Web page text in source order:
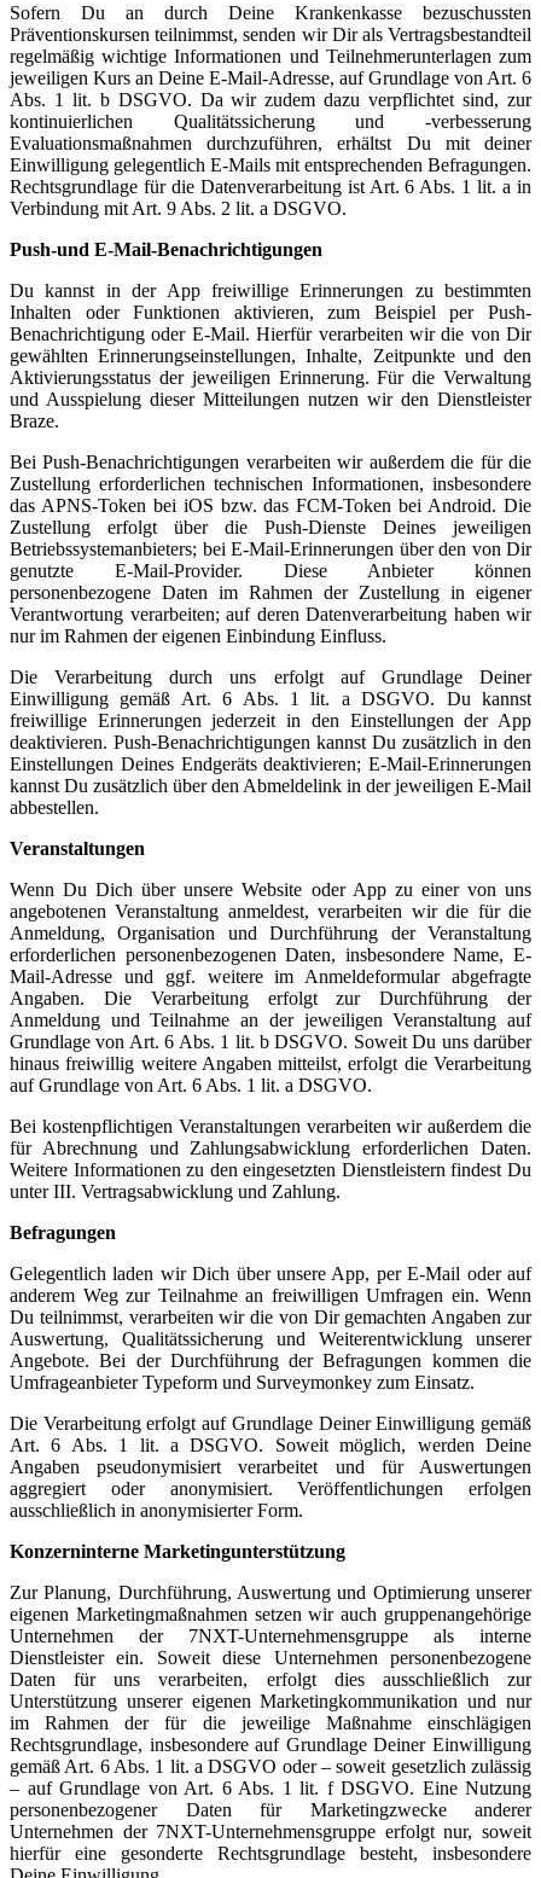
Sofern Du an durch Deine Krankenkasse bezuschussten
Präventionskursen teilnimmst, senden wir Dir als Vertragsbestandteil
regelmäßig wichtige Informationen und Teilnehmerunterlagen zum
jeweiligen Kurs an Deine E-Mail-Adresse, auf Grundlage von Art. 6
Abs. 1 lit. b DSGVO. Da wir zudem dazu verpflichtet sind, zur
kontinuierlichen Qualitätssicherung und -verbesserung
Evaluationsmaßnahmen durchzuführen, erhältst Du mit deiner
Einwilligung gelegentlich E-Mails mit entsprechenden Befragungen.
Rechtsgrundlage für die Datenverarbeitung ist Art. 6 Abs. 1 lit. a in
Verbindung mit Art. 9 Abs. 2 lit. a DSGVO.
Push-und E-Mail-Benachrichtigungen
Du kannst in der App freiwillige Erinnerungen zu bestimmten
Inhalten oder Funktionen aktivieren, zum Beispiel per Push-
Benachrichtigung oder E-Mail. Hierfür verarbeiten wir die von Dir
gewählten Erinnerungseinstellungen, Inhalte, Zeitpunkte und den
Aktivierungsstatus der jeweiligen Erinnerung. Für die Verwaltung
und Ausspielung dieser Mitteilungen nutzen wir den Dienstleister
Braze.
Bei Push-Benachrichtigungen verarbeiten wir außerdem die für die
Zustellung erforderlichen technischen Informationen, insbesondere
das APNS-Token bei iOS bzw. das FCM-Token bei Android. Die
Zustellung erfolgt über die Push-Dienste Deines jeweiligen
Betriebssystemanbieters; bei E-Mail-Erinnerungen über den von Dir
genutzte E-Mail-Provider. Diese Anbieter können
personenbezogene Daten im Rahmen der Zustellung in eigener
Verantwortung verarbeiten; auf deren Datenverarbeitung haben wir
nur im Rahmen der eigenen Einbindung Einfluss.
Die Verarbeitung durch uns erfolgt auf Grundlage Deiner
Einwilligung gemäß Art. 6 Abs. 1 lit. a DSGVO. Du kannst
freiwillige Erinnerungen jederzeit in den Einstellungen der App
deaktivieren. Push-Benachrichtigungen kannst Du zusätzlich in den
Einstellungen Deines Endgeräts deaktivieren; E-Mail-Erinnerungen
kannst Du zusätzlich über den Abmeldelink in der jeweiligen E-Mail
abbestellen.
Veranstaltungen
Wenn Du Dich über unsere Website oder App zu einer von uns
angebotenen Veranstaltung anmeldest, verarbeiten wir die für die
Anmeldung, Organisation und Durchführung der Veranstaltung
erforderlichen personenbezogenen Daten, insbesondere Name, E-
Mail-Adresse und ggf. weitere im Anmeldeformular abgefragte
Angaben. Die Verarbeitung erfolgt zur Durchführung der
Anmeldung und Teilnahme an der jeweiligen Veranstaltung auf
Grundlage von Art. 6 Abs. 1 lit. b DSGVO. Soweit Du uns darüber
hinaus freiwillig weitere Angaben mitteilst, erfolgt die Verarbeitung
auf Grundlage von Art. 6 Abs. 1 lit. a DSGVO.
Bei kostenpflichtigen Veranstaltungen verarbeiten wir außerdem die
für Abrechnung und Zahlungsabwicklung erforderlichen Daten.
Weitere Informationen zu den eingesetzten Dienstleistern findest Du
unter III. Vertragsabwicklung und Zahlung.
Befragungen
Gelegentlich laden wir Dich über unsere App, per E-Mail oder auf
anderem Weg zur Teilnahme an freiwilligen Umfragen ein. Wenn
Du teilnimmst, verarbeiten wir die von Dir gemachten Angaben zur
Auswertung, Qualitätssicherung und Weiterentwicklung unserer
Angebote. Bei der Durchführung der Befragungen kommen die
Umfrageanbieter Typeform und Surveymonkey zum Einsatz.
Die Verarbeitung erfolgt auf Grundlage Deiner Einwilligung gemäß
Art. 6 Abs. 1 lit. a DSGVO. Soweit möglich, werden Deine
Angaben pseudonymisiert verarbeitet und für Auswertungen
aggregiert oder anonymisiert. Veröffentlichungen erfolgen
ausschließlich in anonymisierter Form.
Konzerninterne Marketingunterstützung
Zur Planung, Durchführung, Auswertung und Optimierung unserer
eigenen Marketingmaßnahmen setzen wir auch gruppenangehörige
Unternehmen der 7NXT-Unternehmensgruppe als interne
Dienstleister ein. Soweit diese Unternehmen personenbezogene
Daten für uns verarbeiten, erfolgt dies ausschließlich zur
Unterstützung unserer eigenen Marketingkommunikation und nur
im Rahmen der für die jeweilige Maßnahme einschlägigen
Rechtsgrundlage, insbesondere auf Grundlage Deiner Einwilligung
gemäß Art. 6 Abs. 1 lit. a DSGVO oder – soweit gesetzlich zulässig
– auf Grundlage von Art. 6 Abs. 1 lit. f DSGVO. Eine Nutzung
personenbezogener Daten für Marketingzwecke anderer
Unternehmen der 7NXT-Unternehmensgruppe erfolgt nur, soweit
hierfür eine gesonderte Rechtsgrundlage besteht, insbesondere